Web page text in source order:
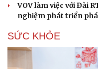
VOV làm việc với Đài
nghiệm phát triển
SỨC KHỎE